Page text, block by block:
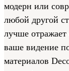
модерн или
любой другой
лучше
ваше видение
материалов